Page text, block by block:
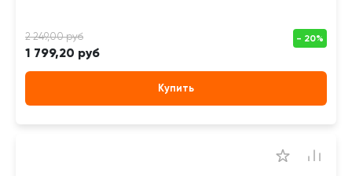
1 799,20 руб
Купить